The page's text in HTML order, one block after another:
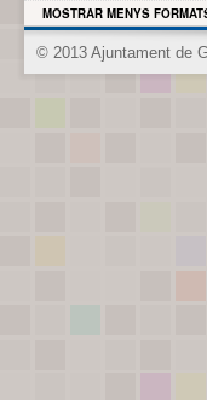
MOSTRAR MENYS
© 2013 Ajuntament de